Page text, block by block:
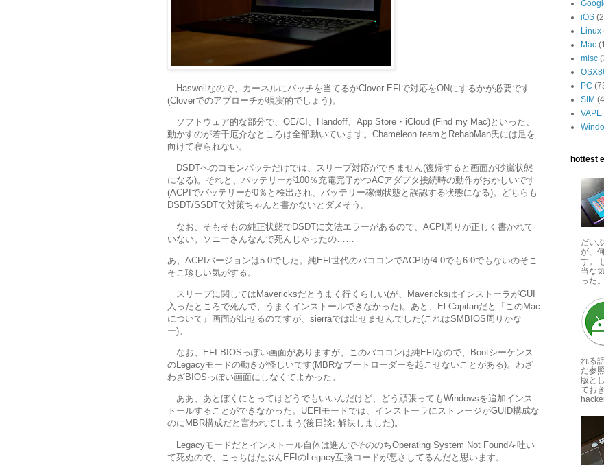
Haswellなので、カーネルにパッチを当てるかClover EFIで対応をONにするかが必要です
(Cloverでのアプローチが現実的でしょう)。
ソフトウェア的な部分で、QE/CI、Handoff、App Store・iCloud (Find my Mac)といった、
動かすのが若干厄介なところは全部動いています。Chameleon teamとRehabMan氏には足を
向けて寝られない。
DSDTへのコモンパッチだけでは、スリープ対応ができません(復帰すると画面が砂嵐状態
になる)。それと、バッテリーが100％充電完了かつACアダプタ接続時の動作がおかしいです
(ACPIでバッテリーが0％と検出され、バッテリー稼働状態と誤認する状態になる)。どちらも
DSDT/SSDTで対策ちゃんと書かないとダメそう。
なお、そもそもの純正状態でDSDTに文法エラーがあるので、ACPI周りが正しく書かれて
いない。ソニーさんなんで死んじゃったの……
あ、ACPIバージョンは5.0でした。純EFI世代のパココンでACPIが4.0でも6.0でもないのそこ
そこ珍しい気がする。
スリープに関してはMavericksだとうまく行くらしい(が、MavericksはインストーラがGUI
入ったところで死んで、うまくインストールできなかった)。あと、El Capitanだと『このMac
について』画面が出せるのですが、sierraでは出せませんでした(これはSMBIOS周りかな
ー)。
なお、EFI BIOSっぽい画面がありますが、このパココンは純EFIなので、Bootシーケンス
のLegacyモードの動きが怪しいです(MBRなブートローダーを起こせないことがある)。わざ
わざBIOSっぽい画面にしなくてよかった。
ああ、あとぼくにとってはどうでもいいんだけど、どう頑張ってもWindowsを追加インス
トールすることができなかった。UEFIモードでは、インストーラにストレージがGUID構成な
のにMBR構成だと言われてしまう(後日談; 解決しました)。
Legacyモードだとインストール自体は進んでそののちOperating System Not Foundを吐い
て死ぬので、こっちはたぶんEFIのLegacy互換コードが悪さしてるんだと思います。
iOS
Linux
Mac
misc
PC
SIM
VAPE
hottest
だい
が、
す。
当な
った。
れる
だ参
版と
てお